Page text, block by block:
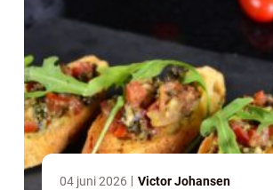
04 juni 2026 Victor Johansen